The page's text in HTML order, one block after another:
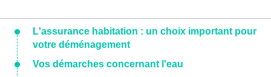
L'assurance habitation : un choix important pour
votre déménagement
Vos démarches concernant l'eau